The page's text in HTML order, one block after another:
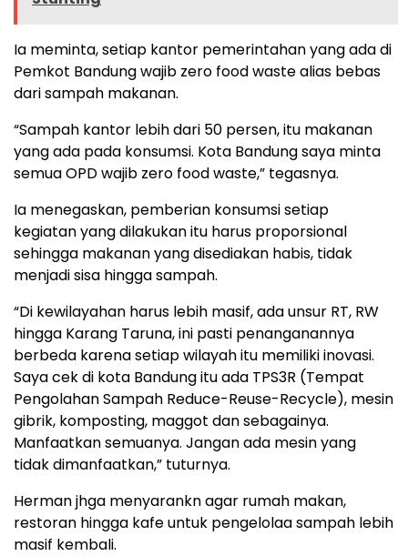
Ia meminta, setiap kantor pemerintahan yang ada di
Pemkot Bandung wajib zero food waste alias bebas
dari sampah makanan.
“Sampah kantor lebih dari 50 persen, itu makanan
yang ada pada konsumsi. Kota Bandung saya minta
semua OPD wajib zero food waste,” tegasnya.
Ia menegaskan, pemberian konsumsi setiap
kegiatan yang dilakukan itu harus proporsional
sehingga makanan yang disediakan habis, tidak
menjadi sisa hingga sampah.
“Di kewilayahan harus lebih masif, ada unsur RT, RW
hingga Karang Taruna, ini pasti penanganannya
berbeda karena setiap wilayah itu memiliki inovasi.
Saya cek di kota Bandung itu ada TPS3R (Tempat
Pengolahan Sampah Reduce-Reuse-Recycle), mesin
gibrik, komposting, maggot dan sebagainya.
Manfaatkan semuanya. Jangan ada mesin yang
tidak dimanfaatkan,” tuturnya.
Herman jhga menyarankn agar rumah makan,
restoran hingga kafe untuk pengelolaa sampah lebih
masif kembali.